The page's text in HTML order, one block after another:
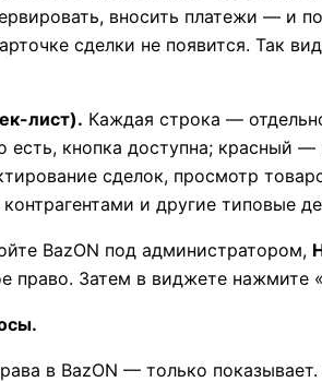
вносить платежи — и
сделки не появится. Так
лист). Каждая строка —
кнопка доступна; красный —
сделок, просмотр
и другие типовые
BazON под администратором,
право. Затем в виджете нажмите
в BazON — только